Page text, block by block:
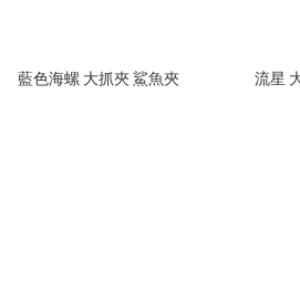
藍色海螺 大抓夾 鯊魚夾 流星